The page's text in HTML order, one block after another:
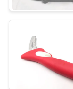
VIAJE
FÁBRICA